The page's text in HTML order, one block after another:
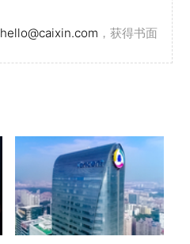
hello@caixin.com ，获得书面